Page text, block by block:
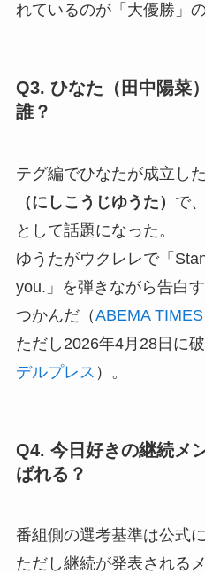
れているのが「大優勝」の
Q3. ひなた（田中陽菜
誰？
テグ編でひなたが成立し
（にしこうじゆうた） で
として話題になった。
ゆうたがウクレレで「
you.」を弾きながら告白
つかんだ（ABEMA
ただし2026年4月28日に
デルプレス ）。
Q4. 今日好きの継続メ
ばれる？
番組側の選考基準は公式
ただし継続が発表される